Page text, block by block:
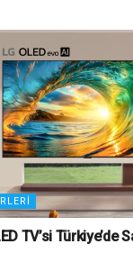
TV’si Türkiye’de